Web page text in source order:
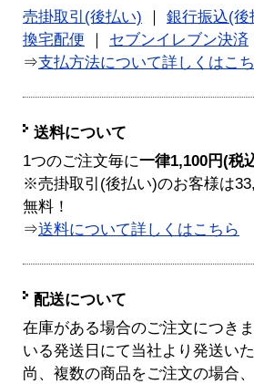
売掛取引(後払い)
銀行振込(後
換宅配便
セブンイレブン決済
⇒支払方法について詳しくはこ
送料について
1つのご注文毎に一律1,100円(税
※売掛取引(後払い)のお客様は
無料！
⇒送料について詳しくはこちら
配送について
在庫がある場合のご注文につき
いる発送日にて当社より発送い
尚、複数の商品をご注文の場合